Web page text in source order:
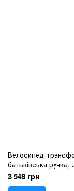
Велосипед-
батьківська ручка,
3 548 грн